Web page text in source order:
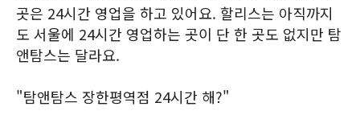
곳은 24시간 영업을 하고 있어요. 할리스는 아직까지
도 서울에 24시간 영업하는 곳이 단 한 곳도 없지만 탐
앤탐스는 달라요.
"탐앤탐스 장한평역점 24시간 해?"